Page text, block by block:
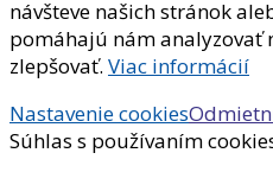
návšteve našich stránok
pomáhajú nám analyzovať
zlepšovať. Viac informácií
Nastavenie cookies
Súhlas s používaním